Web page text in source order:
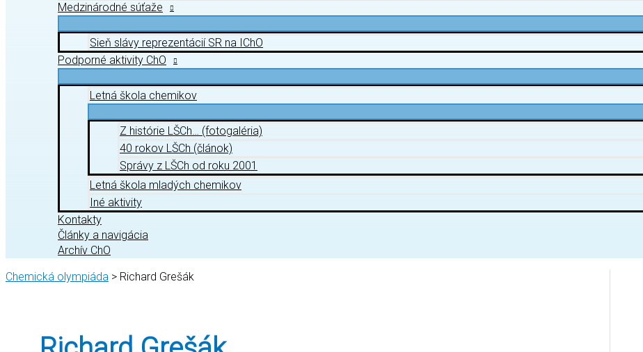
Medzinárodné súťaže
Sieň slávy reprezentácií SR na IChO
Podporné aktivity ChO
Letná škola chemikov
Z histórie LŠCh… (fotogaléria)
40 rokov LŠCh (článok)
Správy z LŠCh od roku 2001
Letná škola mladých chemikov
Iné aktivity
Kontakty
Články a navigácia
Archív ChO
Chemická olympiáda > Richard Grešák